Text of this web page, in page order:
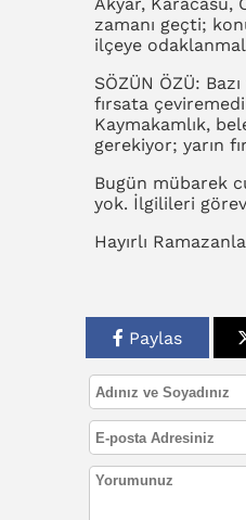
Akyar, Karacasu,
zamanı geçti;
ilçeye
SÖZÜN ÖZÜ:
fırsata
Kaymakamlık,
gerekiyor; yarın
Bugün mübarek
yok. İlgilileri
Hayırlı
Paylas